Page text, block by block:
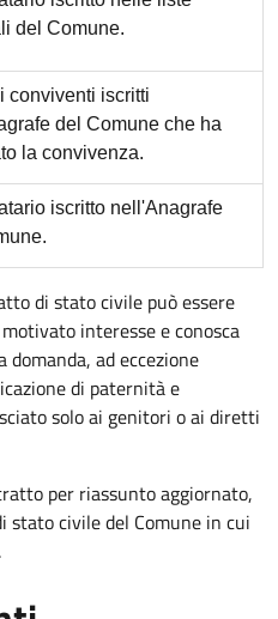
del Comune.
conviventi iscritti
del Comune che ha
la convivenza.
iscritto nell'Anagrafe
di stato civile può essere
interesse e conosca
ad eccezione
di paternità e
solo ai genitori o ai diretti
per riassunto aggiornato,
civile del Comune in cui